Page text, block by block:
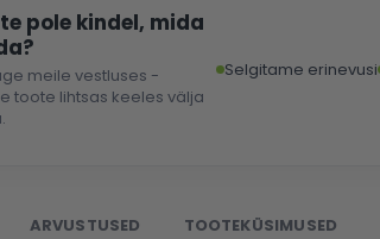
pole kindel, mida
meile vestluses -
toote lihtsas keeles välja
Selgitame erinevusi
ARVUSTUSED TOOTEKÜSIMUSED